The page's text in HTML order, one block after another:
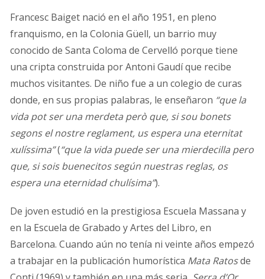
Francesc Baiget nació en el año 1951, en pleno
franquismo, en la Colonia Güell, un barrio muy
conocido de Santa Coloma de Cervelló porque tiene
una cripta construida por Antoni Gaudí que recibe
muchos visitantes. De niño fue a un colegio de curas
donde, en sus propias palabras, le enseñaron “que la
vida pot ser una merdeta però que, si sou bonets
segons el nostre reglament, us espera una eternitat
xulíssima”(“que la vida puede ser una mierdecilla pero
que, si sois buenecitos según nuestras reglas, os
espera una eternidad chulísima”).
De joven estudió en la prestigiosa Escuela Massana y
en la Escuela de Grabado y Artes del Libro, en
Barcelona. Cuando aún no tenía ni veinte años empezó
a trabajar en la publicación humorística Mata Ratosde